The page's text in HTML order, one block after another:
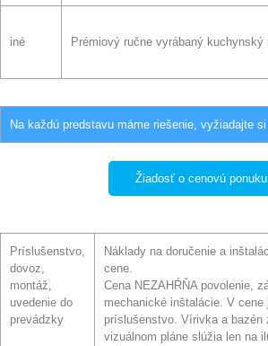
iné Prémiový ručne vyrábaný kuchynský
Na každú predstavu máme riešenie, vyžiadajte
Žiadosť o cenovú ponuku
Príslušenstvo,
dovoz,
montáž,
uvedenie do
prevádzky
Náklady na doručenie a
cene.
Cena NEZAHŔŇA povolenie,
mechanické inštalácie. V cene
príslušenstvo. Vírivka a bazén
vizuálnom pláne slúžia len na